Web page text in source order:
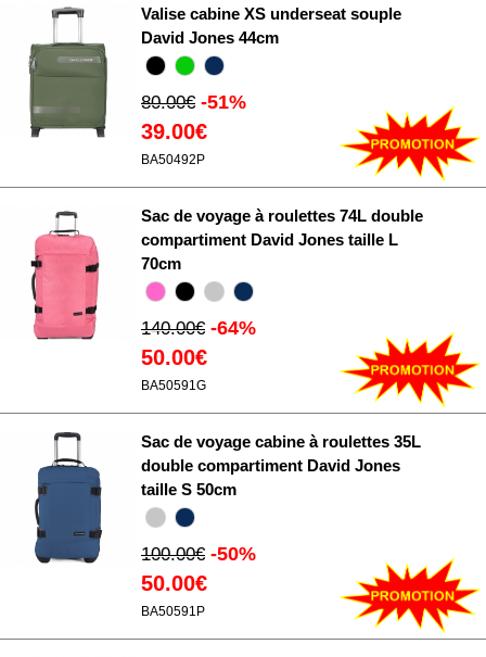
Valise cabine XS underseat souple
David Jones 44cm
80.00€ -51%
39.00€
BA50492P
Sac de voyage à roulettes 74L double
compartiment David Jones taille L
70cm
140.00€ -64%
50.00€
BA50591G
Sac de voyage cabine à roulettes 35L
double compartiment David Jones
taille S 50cm
100.00€ -50%
50.00€
BA50591P